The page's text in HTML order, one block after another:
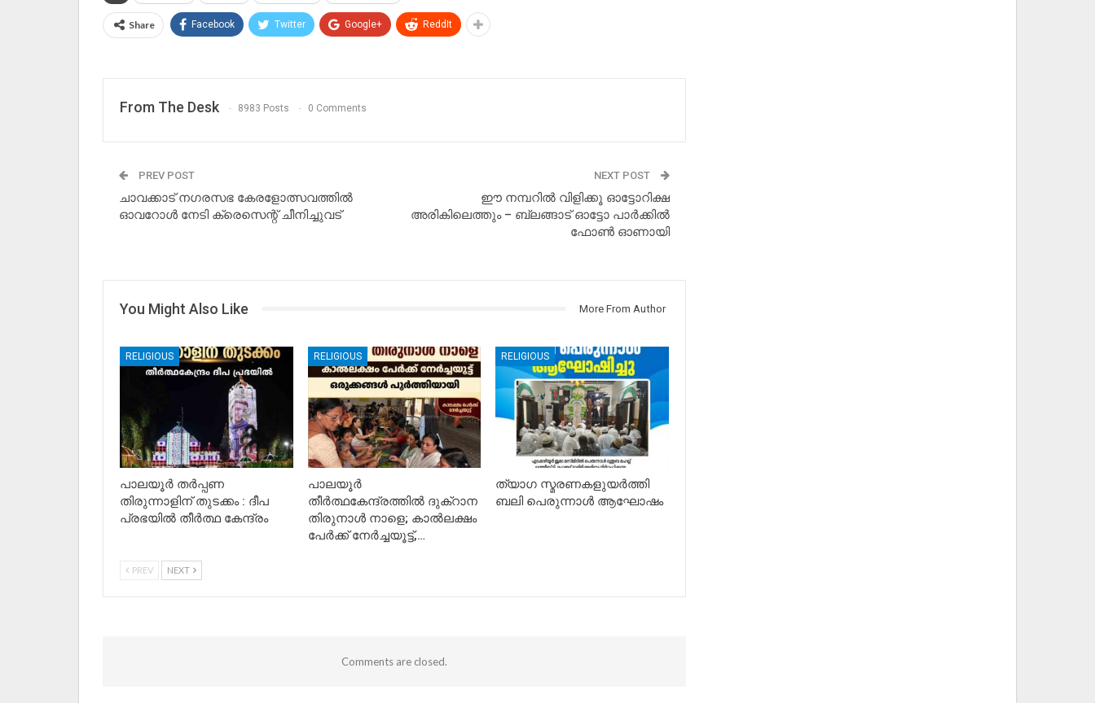
Share Facebook Twitter Google+ ReddIt
From The Desk 8983 Posts 0 Comments
PREV POST
ചാവക്കാട് നഗരസഭ കേരളോത്സവത്തിൽ
ഓവറോൾ നേടി ക്രെസെന്റ് ചീനിച്ചുവട്
NEXT POST
ഈ നമ്പറിൽ വിളിക്കൂ ഓട്ടോറിക്ഷ
അരികിലെത്തും – ബ്ലങ്ങാട് ഓട്ടോ പാർക്കിൽ
ഫോൺ ഓണായി
You Might Also Like More From Author
RELIGIOUS
പാലയൂർ തർപ്പണ
തിരുന്നാളിന് തുടക്കം : ദീപ
പ്രഭയിൽ തീർത്ഥ കേന്ദ്രം
RELIGIOUS
പാലയൂർ
തീർത്ഥകേന്ദ്രത്തിൽ ദുക്റാന
തിരുനാൾ നാളെ; കാൽലക്ഷം
പേർക്ക് നേർച്ചയൂട്ട്,…
RELIGIOUS
ത്യാഗ സ്മരണകളുയർത്തി
ബലി പെരുന്നാൾ ആഘോഷം
PREV NEXT
Comments are closed.